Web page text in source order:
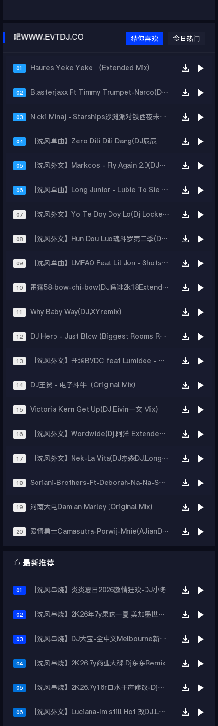
音吧WWW.EVTDJ.COM 猜你喜欢 今日热门
01 Haures Yeke Yeke （Extended Mix）
02 Blasterjaxx Ft Timmy Trumpet-Narco(DJ大圣 Mix)
03 Nicki Minaj - Starships沙滩派对铁西夜未央热播（AJian_Dj阿健 Official Mix）
04 【沈风单曲】Zero Dili Dili Dang(DJ辰辰 Mix)
05 【沈风外文】Markdos - Fly Again 2.0(DJ大圣 Mix)
06 【沈风单曲】Long Junior - Lubie To Sie Bawie (DJ小强 Exented Mix)
07 【沈风外文】Yo Te Doy Doy Lo(Dj Locke Extended Mix)
08 【沈风外文】Hun Dou Luo魂斗罗第二季(DjLocke Mix)
09 【沈风单曲】LMFAO Feat Lil Jon - Shots(AJianDj阿健 official Mix)
10 雷霆58-bow-chi-bow(DJ吗啡2k18ExtendedMix)
11 Why Baby Way(DJ,XYremix)
12 DJ Hero - Just Blow (Biggest Rooms Remix)
13 【沈风外文】开场BVDC feat Lumidee - Mamacita(DJ一文 Mix)
14 DJ王贺 - 电子斗牛（Original Mix）
15 Victoria Kern Get Up(DJ.Eivin一文 Mix)
16 【沈风外文】Wordwide(Dj.阿洋 Extended Mix)
17 【沈风外文】Nek-La Vita(DJ杰森DJ.Long Ze 2023Mix)
18 Soriani-Brothers-Ft-Deborah-Na-Na-Song(Joe-BerteVsDaniel-Tek-Mix)
19 河南大电Damian Marley (Original Mix)
20 爱情勇士Camasutra-Porwij-Mnie(AJianDj阿健Remix)
 最新推荐
01 【沈风串烧】炎炎夏日2026激情狂欢-DJ小冬
02 【沈风串烧】2K26年7y果味一夏 美加墨世界杯主题跳舞派对专辑 - Dj.阿帅
03 【沈风串烧】DJ大宝-全中文Melbourne新弹跳一飞冲天重低音上劲风暴MUSIC慢摇大碟
04 【沈风串烧】2K26.7y商业大碟.Dj东东Remix
05 【沈风串烧】2K26.7y16r口水干声修改-Dj东东Remix
06 【沈风外文】Luciana-Im still Hot 改DJ.LoZe